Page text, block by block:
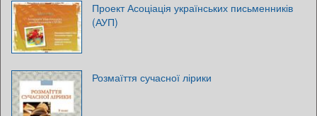
Проект Асоціація українських письменників
(АУП)
Розмаїття сучасної лірики